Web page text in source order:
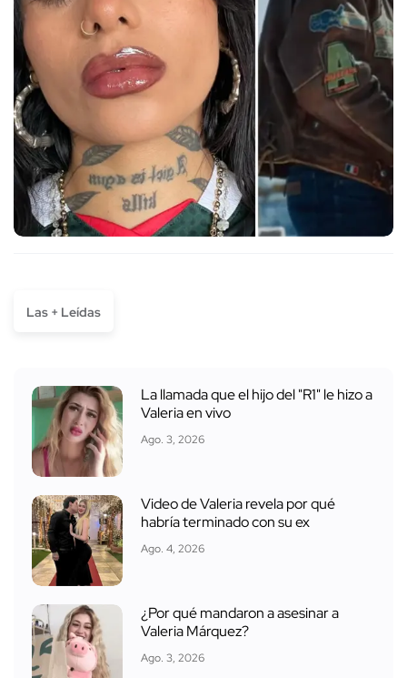
Las + Leídas
La llamada que el hijo del "R1" le hizo a
Valeria en vivo
Ago. 3, 2026
Video de Valeria revela por qué
habría terminado con su ex
Ago. 4, 2026
¿Por qué mandaron a asesinar a
Valeria Márquez?
Ago. 3, 2026